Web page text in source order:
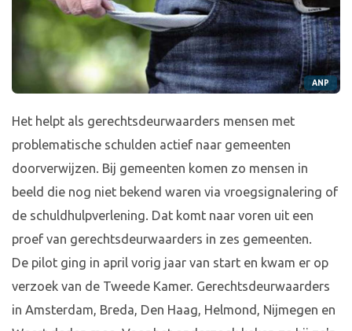
ANP
Het helpt als gerechtsdeurwaarders mensen met
problematische schulden actief naar gemeenten
doorverwijzen. Bij gemeenten komen zo mensen in
beeld die nog niet bekend waren via vroegsignalering of
de schuldhulpverlening. Dat komt naar voren uit een
proef van gerechtsdeurwaarders in zes gemeenten.
De pilot ging in april vorig jaar van start en kwam er op
verzoek van de Tweede Kamer. Gerechtsdeurwaarders
in Amsterdam, Breda, Den Haag, Helmond, Nijmegen en